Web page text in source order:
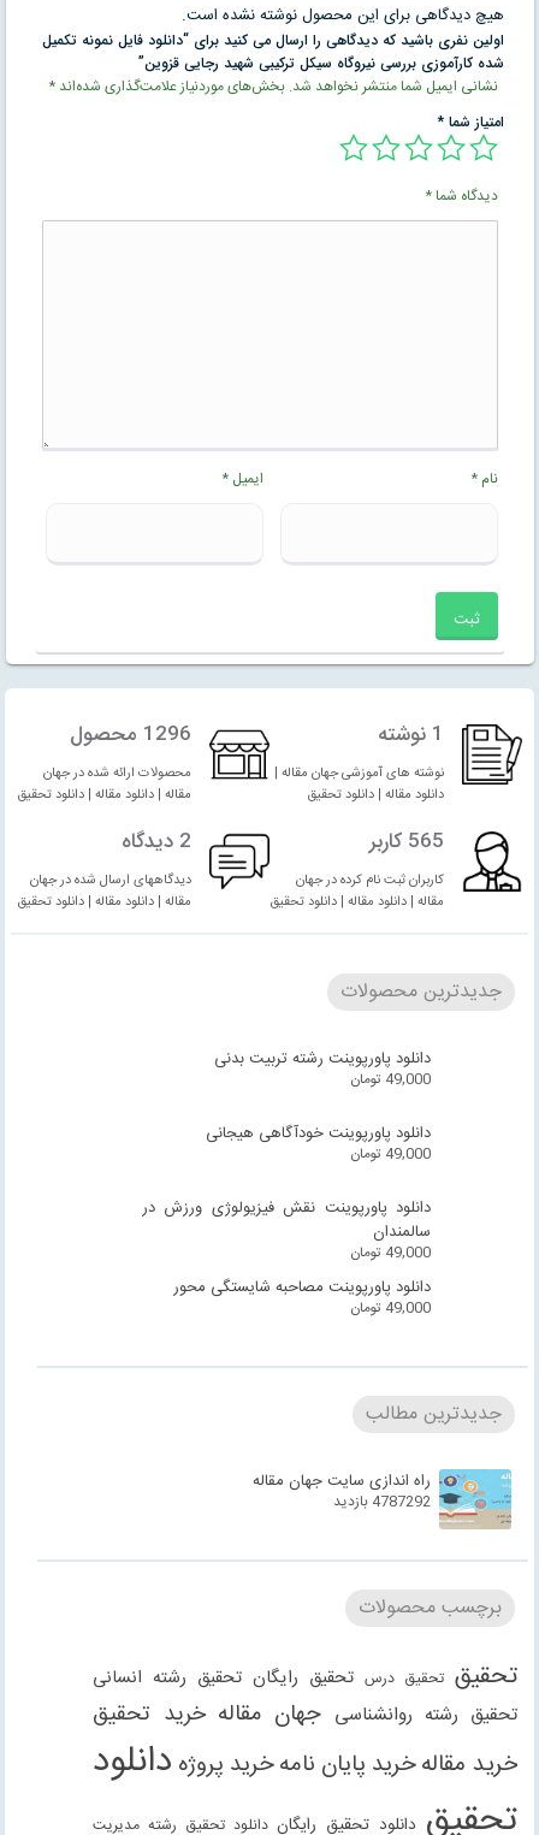
هیچ دیدگاهی برای این محصول نوشته نشده است.
اولین نفری باشید که دیدگاهی را ارسال می کنید برای “دانلود فایل نمونه تکمیل
شده کارآموزی بررسی نيروگاه سيکل ترکيبی شهيد رجايی قزوين”
نشانی ایمیل شما منتشر نخواهد شد. بخش‌های موردنیاز علامت‌گذاری شده‌اند*
امتیاز شما*
دیدگاه شما*
نام* ایمیل*
1 نوشته
نوشته های آموزشی جهان مقاله |
دانلود مقاله | دانلود تحقیق
1296 محصول
محصولات ارائه شده در جهان
مقاله | دانلود مقاله | دانلود تحقیق
565 کاربر
کاربران ثبت نام کرده در جهان
مقاله | دانلود مقاله | دانلود تحقیق
2 دیدگاه
دیدگاههای ارسال شده در جهان
مقاله | دانلود مقاله | دانلود تحقیق
جدیدترین محصولات
دانلود پاورپوینت رشته تربیت بدنی
49,000 تومان
دانلود پاورپوینت خودآگاهی هیجانی
49,000 تومان
دانلود پاورپوینت نقش فیزیولوژی ورزش در
سالمندان
49,000 تومان
دانلود پاورپوینت مصاحبه شایستگی محور
49,000 تومان
جدیدترین مطالب
راه اندازی سایت جهان مقاله
4787292 بازدید
برچسب محصولات
تحقیق تحقیق درس تحقیق رایگان تحقیق رشته انسانی
تحقیق رشته روانشناسی جهان مقاله خرید تحقیق
خرید مقالهخرید پایان نامهخرید پروژه دانلود
تحقیق دانلود تحقیق رایگان دانلود تحقیق رشته مدیریت